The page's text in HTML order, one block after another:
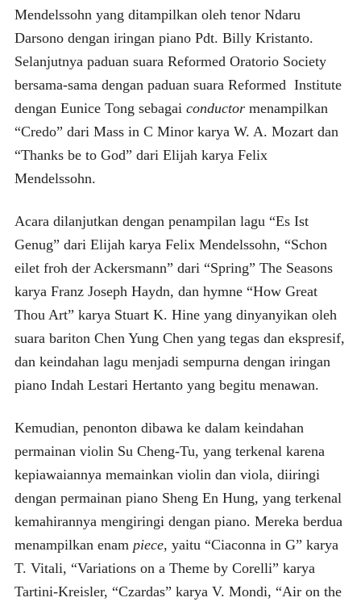
Mendelssohn yang ditampilkan oleh tenor Ndaru
Darsono dengan iringan piano Pdt. Billy Kristanto.
Selanjutnya paduan suara Reformed Oratorio Society
bersama-sama dengan paduan suara Reformed Institute
dengan Eunice Tong sebagai conductormenampilkan
“Credo” dari Mass in C Minor karya W. A. Mozart dan
“Thanks be to God” dari Elijah karya Felix
Mendelssohn.
Acara dilanjutkan dengan penampilan lagu “Es Ist
Genug” dari Elijah karya Felix Mendelssohn, “Schon
eilet froh der Ackersmann” dari “Spring” The Seasons
karya Franz Joseph Haydn, dan hymne “How Great
Thou Art” karya Stuart K. Hine yang dinyanyikan oleh
suara bariton Chen Yung Chen yang tegas dan ekspresif,
dan keindahan lagu menjadi sempurna dengan iringan
piano Indah Lestari Hertanto yang begitu menawan.
Kemudian, penonton dibawa ke dalam keindahan
permainan violin Su Cheng-Tu, yang terkenal karena
kepiawaiannya memainkan violin dan viola, diiringi
dengan permainan piano Sheng En Hung, yang terkenal
kemahirannya mengiringi dengan piano. Mereka berdua
menampilkan enam piece, yaitu “Ciaconna in G” karya
T. Vitali, “Variations on a Theme by Corelli” karya
Tartini-Kreisler, “Czardas” karya V. Mondi, “Air on the